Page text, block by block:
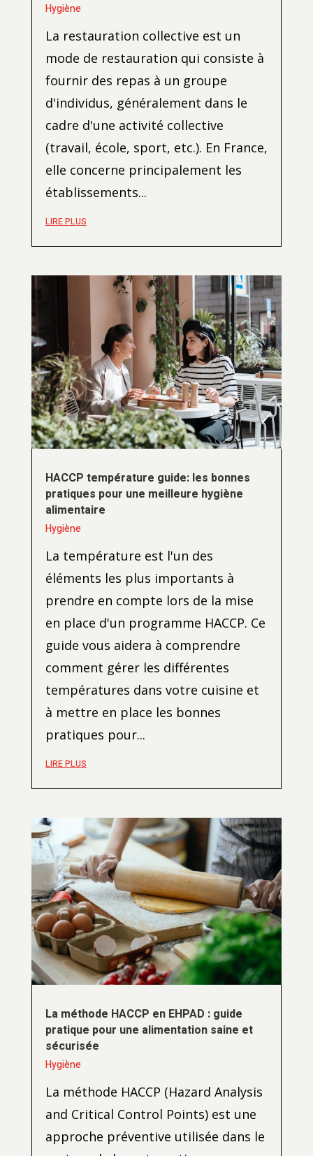
Hygiène
La restauration collective est un
mode de restauration qui consiste à
fournir des repas à un groupe
d'individus, généralement dans le
cadre d'une activité collective
(travail, école, sport, etc.). En France,
elle concerne principalement les
établissements...
LIRE PLUS
HACCP température guide: les bonnes
pratiques pour une meilleure hygiène
alimentaire
Hygiène
La température est l'un des
éléments les plus importants à
prendre en compte lors de la mise
en place d'un programme HACCP. Ce
guide vous aidera à comprendre
comment gérer les différentes
températures dans votre cuisine et
à mettre en place les bonnes
pratiques pour...
LIRE PLUS
La méthode HACCP en EHPAD : guide
pratique pour une alimentation saine et
sécurisée
Hygiène
La méthode HACCP (Hazard Analysis
and Critical Control Points) est une
approche préventive utilisée dans le